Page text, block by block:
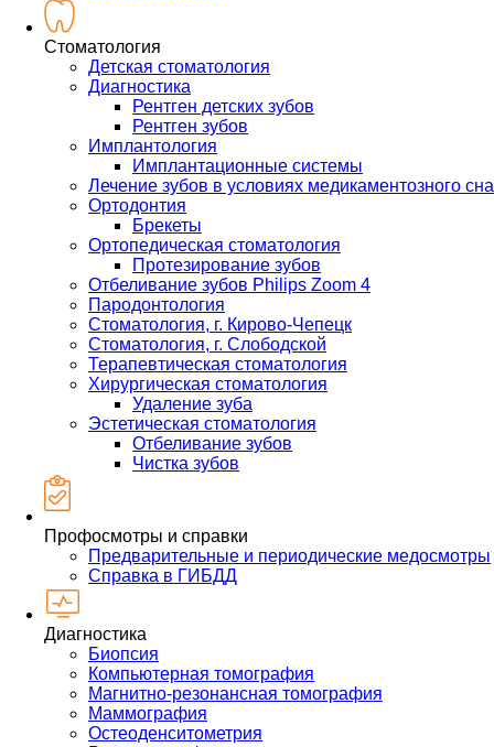
Стоматология
Детская стоматология
Диагностика
Рентген детских зубов
Рентген зубов
Имплантология
Имплантационные системы
Лечение зубов в условиях медикаментозного сна
Ортодонтия
Брекеты
Ортопедическая стоматология
Протезирование зубов
Отбеливание зубов Philips Zoom 4
Пародонтология
Стоматология, г. Кирово-Чепецк
Стоматология, г. Слободской
Терапевтическая стоматология
Хирургическая стоматология
Удаление зуба
Эстетическая стоматология
Отбеливание зубов
Чистка зубов
Профосмотры и справки
Предварительные и периодические медосмотры
Справка в ГИБДД
Диагностика
Биопсия
Компьютерная томография
Магнитно-резонансная томография
Маммография
Остеоденситометрия